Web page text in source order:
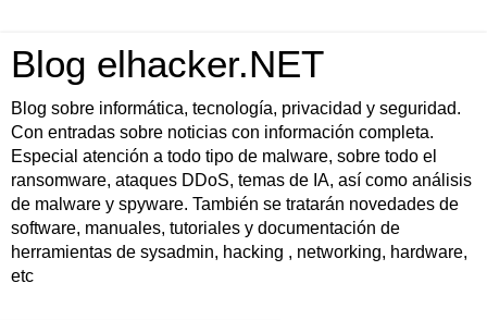
Blog elhacker.NET
Blog sobre informática, tecnología, privacidad y seguridad.
Con entradas sobre noticias con información completa.
Especial atención a todo tipo de malware, sobre todo el
ransomware, ataques DDoS, temas de IA, así como análisis
de malware y spyware. También se tratarán novedades de
software, manuales, tutoriales y documentación de
herramientas de sysadmin, hacking , networking, hardware,
etc